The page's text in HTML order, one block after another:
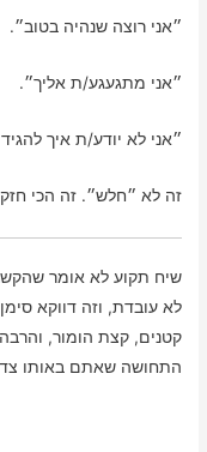
״אני רוצה שנהיה בטוב״.
״אני מתגעגע/ת אליך״.
״אני לא יודע/ת איך
זה לא ״חלש״. זה הכי
שיח תקוע לא אומר
לא עובדת, וזה דווקא
קטנים, קצת הומור,
התחושה שאתם באותו